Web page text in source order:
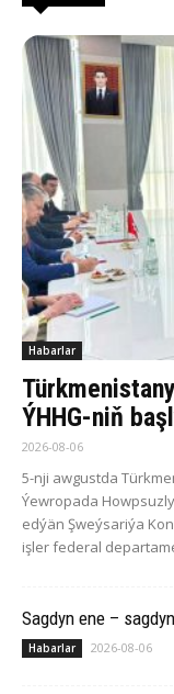
Habarlar
ÝHHG-niň
2026-08-06
5-nji awgustda
Ýewropada
edýän Şweýsariýa
işler federal
Sagdyn ene –
Habarlar 2026-08-06